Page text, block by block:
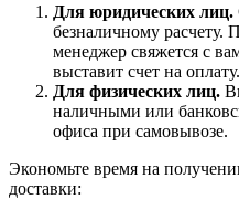
Для юридических лиц.
безналичному расчету.
менеджер свяжется с
выставит счет на оплату.
Для физических лиц.
наличными или
офиса при самовывозе.
Экономьте время на
доставки: